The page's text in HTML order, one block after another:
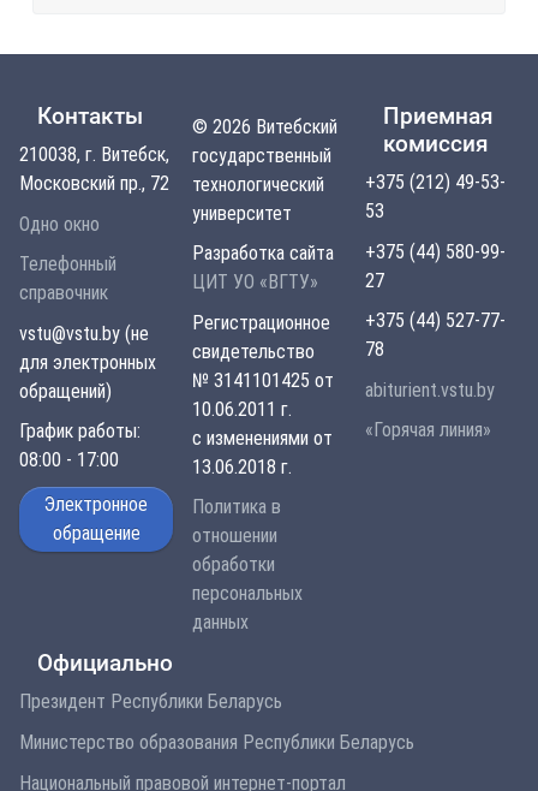
Контакты
210038, г. Витебск,
Московский пр., 72
Одно окно
Телефонный
справочник
vstu@vstu.by (не
для электронных
обращений)
График работы:
08:00 - 17:00
Электронное
обращение
© 2026 Витебский
государственный
технологический
университет
Разработка сайта
ЦИТ УО «ВГТУ»
Регистрационное
свидетельство
№ 3141101425 от
10.06.2011 г.
с изменениями от
13.06.2018 г.
Политика в
отношении
обработки
персональных
данных
Приемная
комиссия
+375 (212) 49-53-
53
+375 (44) 580-99-
27
+375 (44) 527-77-
78
abiturient.vstu.by
«Горячая линия»
Официально
Президент Республики Беларусь
Министерство образования Республики Беларусь
Национальный правовой интернет-портал